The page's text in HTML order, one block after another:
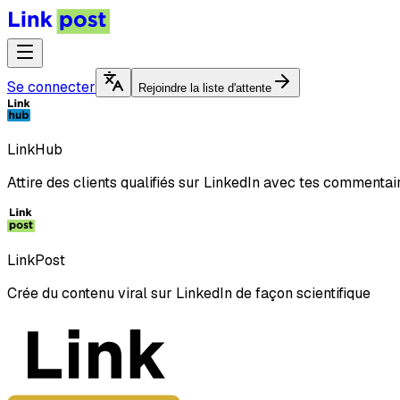
Se connecter Rejoindre la liste d'attente
LinkHub
Attire des clients qualifiés sur LinkedIn avec tes
LinkPost
Crée du contenu viral sur LinkedIn de façon scientifique